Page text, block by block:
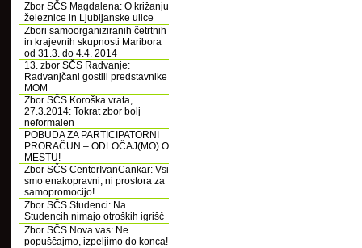
Zbor SČS Magdalena: O križanju
železnice in Ljubljanske ulice
Zbori samoorganiziranih četrtnih
in krajevnih skupnosti Maribora
od 31.3. do 4.4. 2014
13. zbor SČS Radvanje:
Radvanjčani gostili predstavnike
MOM
Zbor SČS Koroška vrata,
27.3.2014: Tokrat zbor bolj
neformalen
POBUDA ZA PARTICIPATORNI
PRORAČUN – ODLOČAJ(MO) O
MESTU!
Zbor SČS CenterIvanCankar: Vsi
smo enakopravni, ni prostora za
samopromocijo!
Zbor SČS Studenci: Na
Studencih nimajo otroških igrišč
Zbor SČS Nova vas: Ne
popuščajmo, izpeljimo do konca!